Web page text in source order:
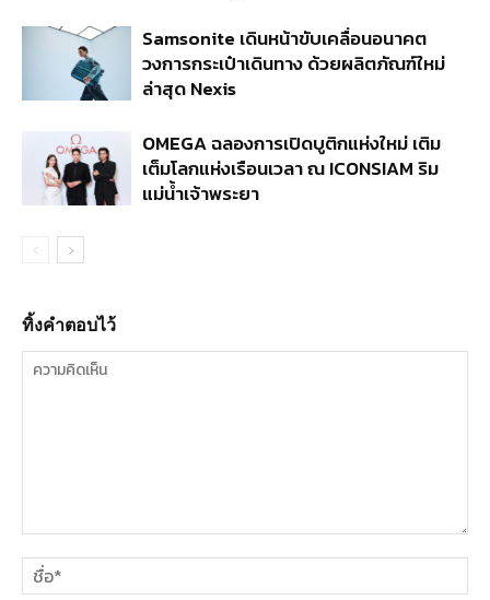
Samsonite เดินหน้าขับเคลื่อนอนาคต
วงการกระเป๋าเดินทาง ด้วยผลิตภัณฑ์ใหม่
ล่าสุด Nexis
OMEGA ฉลองการเปิดบูติกแห่งใหม่ เติม
เต็มโลกแห่งเรือนเวลา ณ ICONSIAM ริม
แม่น้ำเจ้าพระยา
ทิ้งคำตอบไว้